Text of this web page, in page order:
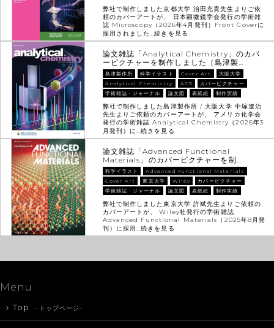
弊社で制作しました京都大学 治田充貴先生よりご依
頼のカバーアートが、 日本顕微鏡学会発行の学術雑
誌 Microscopy（2026年4月発刊）Front Coverに
採用されました…続きを見る
論文雑誌「Analytical Chemistry」のカバ
ーピクチャーを制作しました［島津製…
島津製作所 科学イラスト Cover Art
大阪大学
Analytical Chemistry
ACS
カバーピクチャー
学術雑誌・ジャーナル
論文図 表紙絵 制作実績
弊社で制作しました島津製作所 / 大阪大学 中塚遼治
先生よりご依頼のカバーアートが、 アメリカ化学会
発行の学術雑誌 Analytical Chemistry（2026年3
月発刊）に…続きを見る
論文雑誌「Advanced Functional
Materials」のカバーピクチャーを制…
科学イラスト
Advanced Functional Materials
Cover Art
東京大学 Wiley
カバーピクチャー
学術雑誌・ジャーナル
論文図 表紙絵 制作実績
弊社で制作しました東京大学 許斌先生よりご依頼の
カバーアートが、 Wiley社発行の学術雑誌
Advanced Functional Materials（2025年8月発
刊）に採用…続きを見る
Menu
Top -トップページ-